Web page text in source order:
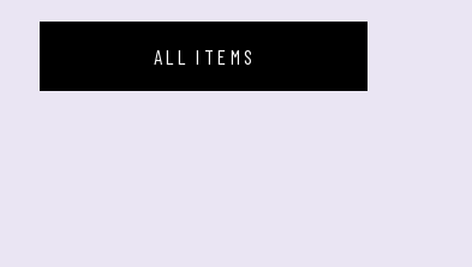
ALL ITEMS